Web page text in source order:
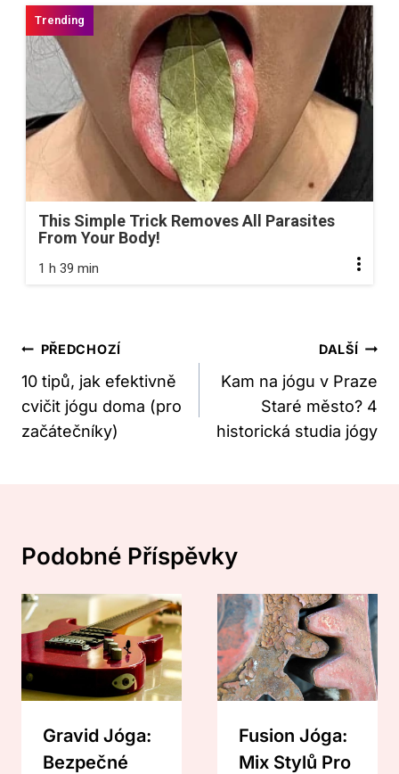
This Simple Trick Removes All Parasites
From Your Body!
1 h 39 min
Navigace
Pro
Příspěvek
PŘEDCHOZÍ
10 tipů, jak efektivně
cvičit jógu doma (pro
začátečníky)
DALŠÍ
Kam na jógu v Praze
Staré město? 4
historická studia jógy
Podobné Příspěvky
Gravid Jóga:
Bezpečné
Fusion Jóga:
Mix Stylů Pro